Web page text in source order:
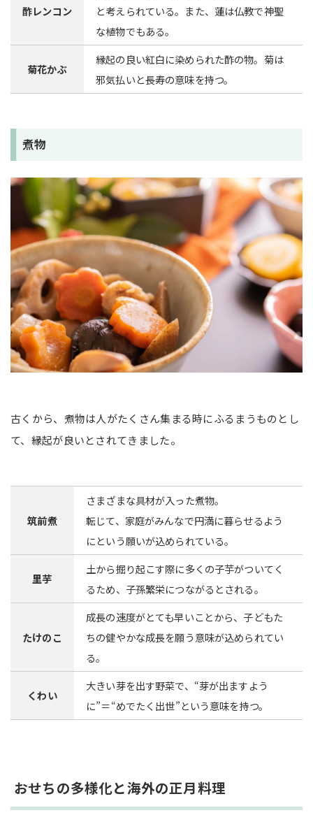
酢レンコン
と考えられている。また、蓮は仏教で神聖
な植物でもある。
菊花かぶ
縁起の良い紅白に染められた酢の物。菊は
邪気払いと長寿の意味を持つ。
煮物
古くから、煮物は人がたくさん集まる時にふるまうものとし
て、縁起が良いとされてきました。
筑前煮
さまざまな具材が入った煮物。
転じて、家庭がみんなで円満に暮らせるよう
にという願いが込められている。
里芋
土から掘り起こす際に多くの子芋がついてく
るため、子孫繁栄につながるとされる。
たけのこ
成長の速度がとても早いことから、子どもた
ちの健やかな成長を願う意味が込められてい
る。
くわい
大きい芽を出す野菜で、“芽が出ますよう
に”＝“めでたく出世”という意味を持つ。
おせちの多様化と海外の正月料理